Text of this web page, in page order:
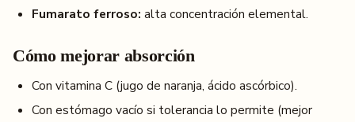
Fumarato ferroso: alta concentración elemental.
Cómo mejorar absorción
Con vitamina C (jugo de naranja, ácido ascórbico).
Con estómago vacío si tolerancia lo permite (mejor